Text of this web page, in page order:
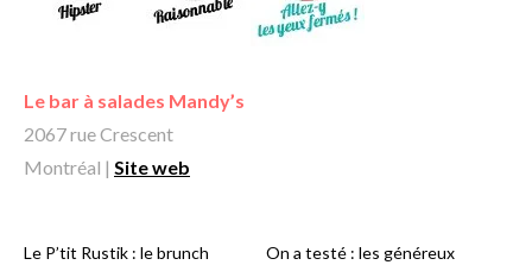
Le bar à salades Mandy’s
2067 rue Crescent
Montréal | Site web
Le P’tit Rustik : le brunch
On a testé : les généreux